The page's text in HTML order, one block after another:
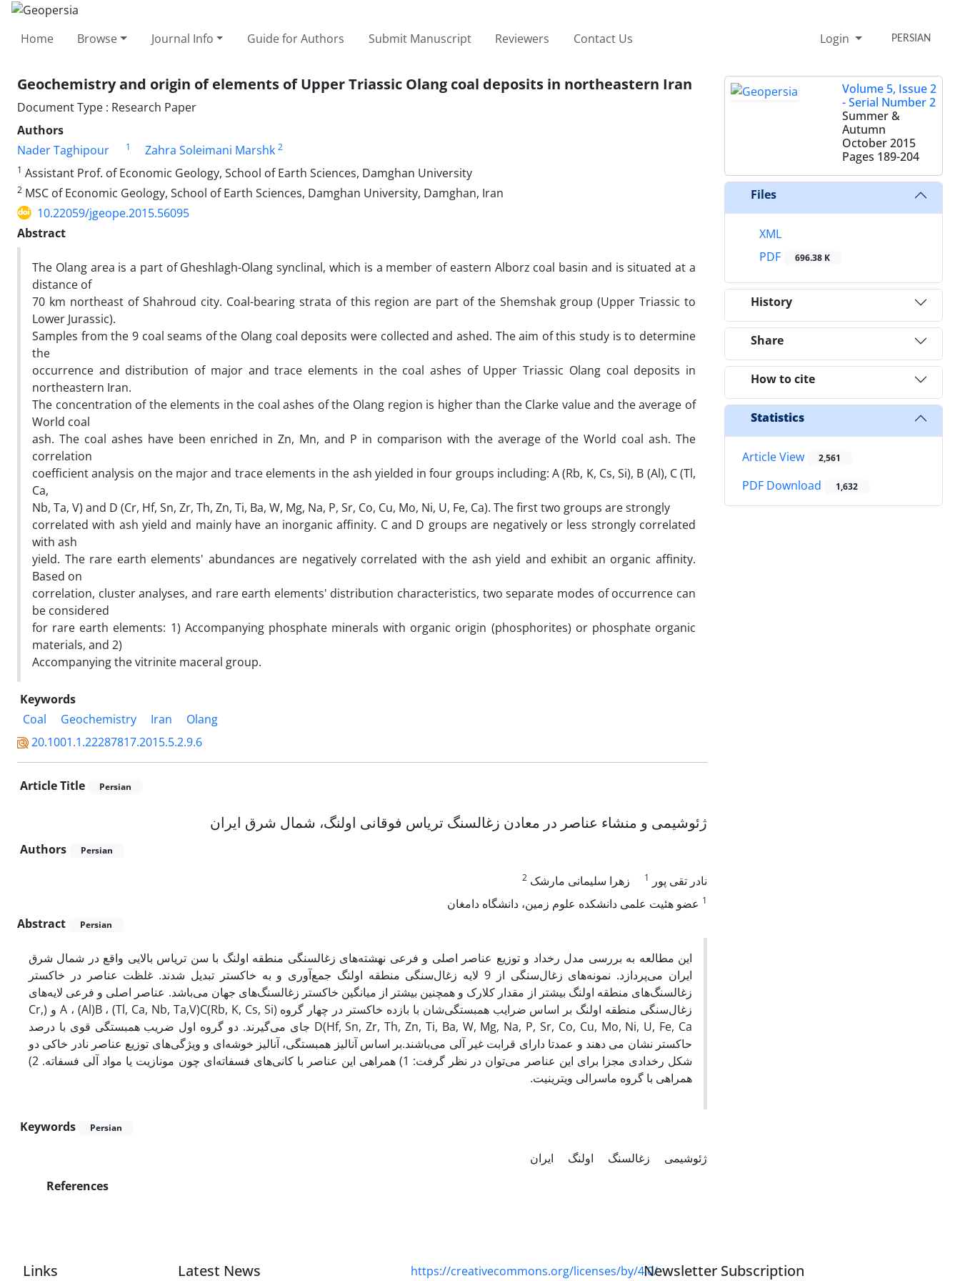
Home Browse Journal Info Guide for Authors Submit Manuscript Reviewers Contact Us Login PERSIAN
Geochemistry and origin of elements of Upper Triassic Olang coal deposits in northeastern Iran
Document Type : Research Paper
Authors
Nader Taghipour
1 Zahra Soleimani Marshk 2
1 Assistant Prof. of Economic Geology, School of Earth Sciences, Damghan University
2 MSC of Economic Geology, School of Earth Sciences, Damghan University, Damghan, Iran
10.22059/jgeope.2015.56095
Abstract
The Olang area is a part of Gheshlagh-Olang synclinal, which is a member of eastern Alborz coal basin and is situated at a
distance of
70 km northeast of Shahroud city. Coal-bearing strata of this region are part of the Shemshak group (Upper Triassic to
Lower Jurassic).
Samples from the 9 coal seams of the Olang coal deposits were collected and ashed. The aim of this study is to determine
the
occurrence and distribution of major and trace elements in the coal ashes of Upper Triassic Olang coal deposits in
northeastern Iran.
The concentration of the elements in the coal ashes of the Olang region is higher than the Clarke value and the average of
World coal
ash. The coal ashes have been enriched in Zn, Mn, and P in comparison with the average of the World coal ash. The
correlation
coefficient analysis on the major and trace elements in the ash yielded in four groups including: A (Rb, K, Cs, Si), B (Al), C (Tl,
Ca,
Nb, Ta, V) and D (Cr, Hf, Sn, Zr, Th, Zn, Ti, Ba, W, Mg, Na, P, Sr, Co, Cu, Mo, Ni, U, Fe, Ca). The first two groups are strongly
correlated with ash yield and mainly have an inorganic affinity. C and D groups are negatively or less strongly correlated
with ash
yield. The rare earth elements' abundances are negatively correlated with the ash yield and exhibit an organic affinity.
Based on
correlation, cluster analyses, and rare earth elements' distribution characteristics, two separate modes of occurrence can
be considered
for rare earth elements: 1) Accompanying phosphate minerals with organic origin (phosphorites) or phosphate organic
materials, and 2)
Accompanying the vitrinite maceral group.
Keywords
Coal
Geochemistry Iran
Olang
20.1001.1.22287817.2015.5.2.9.6
Article Title Persian
ژئوشیمی و منشاء عناصر در معادن زغالسنگ تریاس فوقانی اولنگ، شمال شرق ایران
Authors Persian
نادر تقی پور 1 زهرا سلیمانی مارشک 2
1 عضو هئیت علمی دانشکده علوم زمین، دانشگاه دامغان
Abstract
Persian
این مطالعه به بررسی مدل رخداد و توزیع عناصر اصلی و فرعی نهشته‌های زغالسنگی منطقه اولنگ با سن تریاس بالایی واقع در شمال شرق
ایران می‌پردازد. نمونه‌های زغال‌سنگی از 9 لایه زغال‌سنگی منطقه اولنگ جمع‌آوری و به خاکستر تبدیل شدند. غلظت عناصر در خاکستر
زغالسنگ‌های منطقه اولنگ بیشتر از مقدار کلارک و همچنین بیشتر از میانگین خاکستر زغالسنگ‌های جهان می‌باشد. عناصر اصلی و فرعی لایه‌های
زغال‌سنگی منطقه اولنگ بر اساس ضرایب همبستگی‌شان با بازده خاکستر در چهار گروه (Rb, K, Cs, Si)A ، (Al)B ، (Tl, Ca, Nb, Ta,V)C و (Cr,
Hf, Sn, Zr, Th, Zn, Ti, Ba, W, Mg, Na, P, Sr, Co, Cu, Mo, Ni, U, Fe, Ca)D جای می‌گیرند. دو گروه اول ضریب همبستگی قوی با درصد
حاکستر نشان می دهند و عمدتا دارای قرابت غیر آلی می‌باشند.بر اساس آنالیز همبستگی، آنالیز خوشه‌ای و ویژگی‌های توزیع عناصر نادر خاکی دو
شکل رخدادی مجزا برای این عناصر می‌توان در نظر گرفت: 1) همراهی این عناصر با کانی‌های فسفاته‌ای چون مونازیت یا مواد آلی فسفاته. 2)
همراهی با گروه ماسرالی ویترینیت.
Keywords Persian
ژئوشیمی زغالسنگ اولنگ
ایران
References
Volume 5, Issue 2
- Serial Number 2
Summer &
Autumn
October 2015
Pages 189-204
Files
XML
PDF
696.38 K
History
Share
How to cite
Statistics
Article View 2,561
PDF Download 1,632
Links Latest News https://creativecommons.org/licenses/by/4.0/Newsletter Subscription